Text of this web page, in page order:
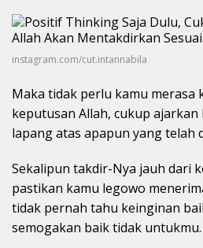
instagram.com/cut.intannabila
Maka tidak perlu kamu merasa
keputusan Allah, cukup
lapang atas apapun yang telah
Sekalipun takdir-Nya jauh dari
pastikan kamu legowo
tidak pernah tahu keinginan
semogakan baik tidak untukmu.